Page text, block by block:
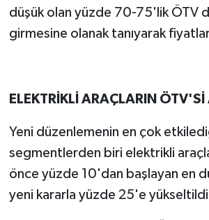
düşük olan yüzde 70-75'lik ÖTV
girmesine olanak tanıyarak
ELEKTRİKLİ ARAÇLARIN ÖTV'Sİ
Yeni düzenlemenin en çok
segmentlerden biri elektrikli
önce yüzde 10'dan başlayan en
yeni kararla yüzde 25'e